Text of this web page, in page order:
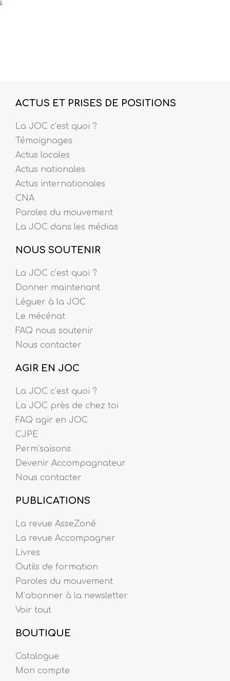
ACTUS ET PRISES DE POSITIONS
La JOC c’est quoi ?
Témoignages
Actus locales
Actus nationales
Actus internationales
CNA
Paroles du mouvement
La JOC dans les médias
NOUS SOUTENIR
La JOC c’est quoi ?
Donner maintenant
Léguer à la JOC
Le mécénat
FAQ nous soutenir
Nous contacter
AGIR EN JOC
La JOC c’est quoi ?
La JOC près de chez toi
FAQ agir en JOC
CJPE
Perm’saisons
Devenir Accompagnateur
Nous contacter
PUBLICATIONS
La revue AsseZoné
La revue Accompagner
Livres
Outils de formation
Paroles du mouvement
M’abonner à la newsletter
Voir tout
BOUTIQUE
Catalogue
Mon compte